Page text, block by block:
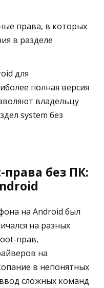
права, в которых
в разделе
для
полная версия
владельцу
system без
без ПК:
на Android был
на разных
прав,
на
в непонятных
сложных команд